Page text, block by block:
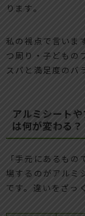
ります。
私の視点で言いま
つ周り・子どもの
スパと満足度のバ
アルミシート
は何が変わる？
「手元にあるも
場するのがアルミ
です。違いをざっ